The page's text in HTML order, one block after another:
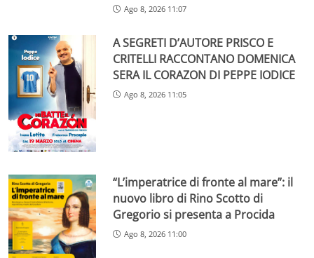
Ago 8, 2026 11:07
A SEGRETI D’AUTORE PRISCO E
CRITELLI RACCONTANO DOMENICA
SERA IL CORAZON DI PEPPE IODICE
Ago 8, 2026 11:05
“L’imperatrice di fronte al mare”: il
nuovo libro di Rino Scotto di
Gregorio si presenta a Procida
Ago 8, 2026 11:00